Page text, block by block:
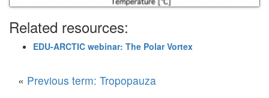
Related resources:
EDU-ARCTIC webinar: The Polar Vortex
« Previous term: Tropopauza